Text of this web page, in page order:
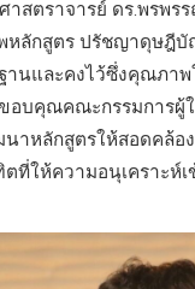
าสตราจารย์ ดร.พรพ
หลักสูตร ปรัชญาดุษฎีบั
านและคงไว้ซึ่งคุณภา
บคุณคณะกรรมการผู้
าหลักสูตรให้สอดคล้อ
ที่ให้ความอนุเคราะ